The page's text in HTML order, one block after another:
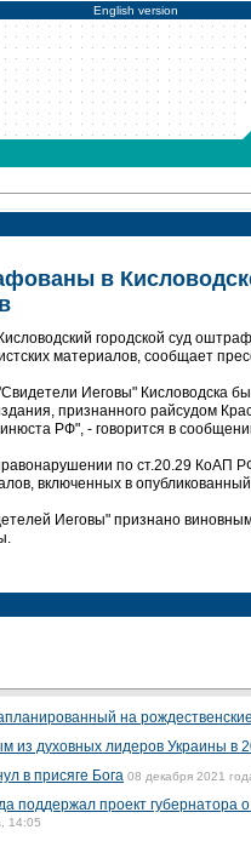
English version
в
городской суд
материалов, сообщает
Иеговы" Кисловодска
признанного райсудом
РФ", - говорится в
по ст.20.29 КоАП
включенных в
Иеговы" признано
на
из духовных лидеров Украины в
в присяге Бога 08 декабря 2021
поддержал проект губернатора
14:05